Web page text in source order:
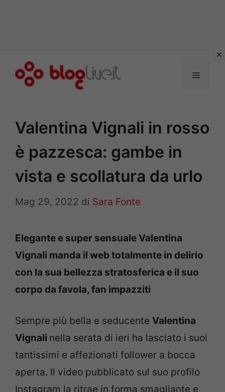
Menu
Valentina Vignali in rosso
è pazzesca: gambe in
vista e scollatura da urlo
Mag 29, 2022 di Sara Fonte
Elegante e super sensuale Valentina
Vignali manda il web totalmente in delirio
con la sua bellezza stratosferica e il suo
corpo da favola, fan impazziti
Sempre più bella e seducente Valentina
Vignali nella serata di ieri ha lasciato i suoi
tantissimi e affezionati follower a bocca
aperta. Il video pubblicato sul suo profilo
Instagram la ritrae in forma smagliante e